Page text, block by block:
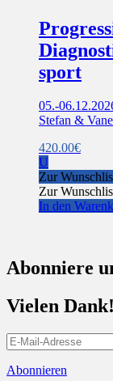
sport
05.-
Stefan &
420.00€
U
Zur
Zur
In den
Abonniere
Vielen Dank!
Abonnieren